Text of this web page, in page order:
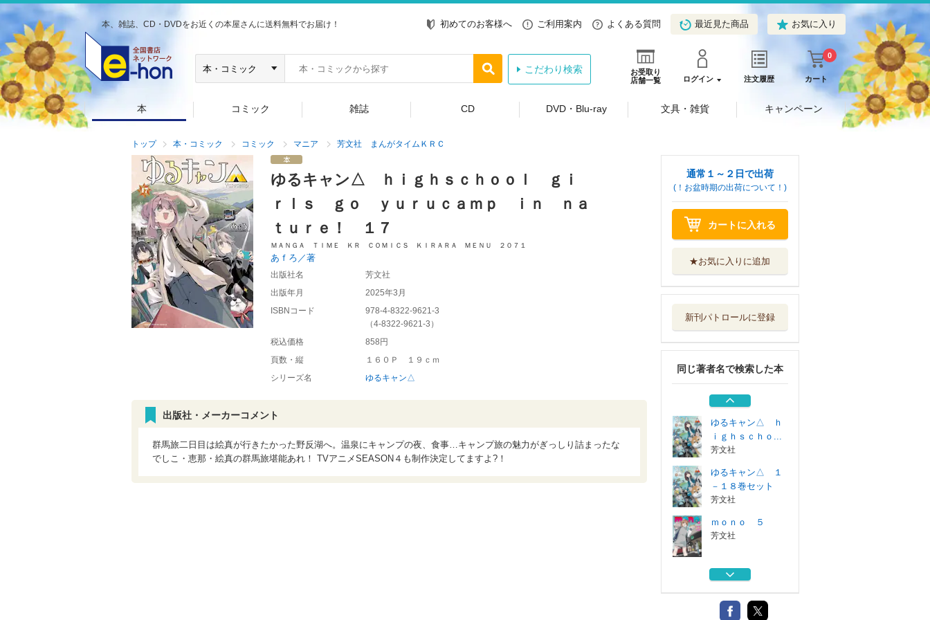
本、雑誌、CD・DVDをお近くの本屋さんに送料無料でお届け！ 初めてのお客様へ ご利用案内 よくある質問 最近見た商品 お気に入り
お受取り
店舗一覧
ログイン 注文履歴 カート
0
こだわり検索
本 コミック 雑誌 CD DVD・Blu-ray 文具・雑貨 キャンペーン
トップ 本・コミック コミック マニア 芳文社 まんがタイムＫＲＣ
ゆるキャン△ ｈｉｇｈｓｃｈｏｏｌ ｇｉ
ｒｌｓ ｇｏ ｙｕｒｕｃａｍｐ ｉｎ ｎａ
ｔｕｒｅ！ １７
ＭＡＮＧＡ ＴＩＭＥ ＫＲ ＣＯＭＩＣＳ ＫＩＲＡＲＡ ＭＥＮＵ ２０７１
あｆろ／著
出版社名
芳文社
出版年月
2025年3月
ISBNコード
978-4-8322-9621-3
（4-8322-9621-3 ）
税込価格
858円
頁数・縦
１６０Ｐ １９ｃｍ
シリーズ名
ゆるキャン△
出版社・メーカーコメント
群馬旅二日目は絵真が行きたかった野反湖へ。温泉にキャンプの夜、食事…キャンプ旅の魅力がぎっしり詰まったな
でしこ・恵那・絵真の群馬旅堪能あれ！ TVアニメSEASON４も制作決定してますよ?！
通常１～２日で出荷
(！お盆時期の出荷について！)
カートに入れる
★お気に入りに追加
新刊パトロールに登録
同じ著者名で検索した本
ゆるキャン△ １
－１８巻セット
ｍｏｎｏ ５
ＴＶアニメゆるキ
ャン△３公式ガ...
芳文社
ゆるキャン△ ｈ
ｉｇｈｓｃｈｏ...
芳文社
ゆるキャン△ １
－１８巻セット
芳文社
ｍｏｎｏ ５
芳文社
ＴＶアニメゆるキ
芳文社